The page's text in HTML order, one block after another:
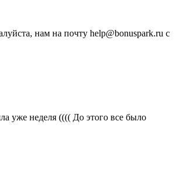
нам на почту help@bonuspark.ru с
уже неделя (((( До этого все было